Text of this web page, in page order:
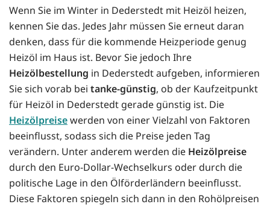
Wenn Sie im Winter in Dederstedt mit Heizöl heizen,
kennen Sie das. Jedes Jahr müssen Sie erneut daran
denken, dass für die kommende Heizperiode genug
Heizöl im Haus ist. Bevor Sie jedoch Ihre
Heizölbestellung in Dederstedt aufgeben, informieren
Sie sich vorab bei tanke-günstig, ob der Kaufzeitpunkt
für Heizöl in Dederstedt gerade günstig ist. Die
Heizölpreisewerden von einer Vielzahl von Faktoren
beeinflusst, sodass sich die Preise jeden Tag
verändern. Unter anderem werden die Heizölpreise
durch den Euro-Dollar-Wechselkurs oder durch die
politische Lage in den Ölförderländern beeinflusst.
Diese Faktoren spiegeln sich dann in den Rohölpreisen